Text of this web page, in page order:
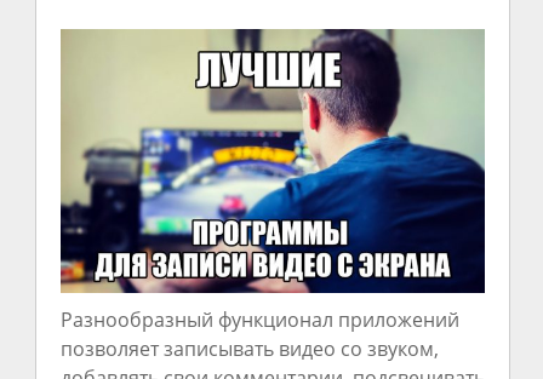
Разнообразный функционал приложений
позволяет записывать видео со звуком,